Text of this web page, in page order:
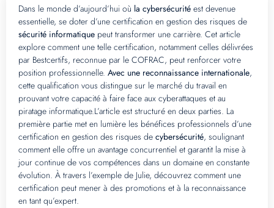
Dans le monde d’aujourd’hui où la cybersécurité est devenue
essentielle, se doter d’une certification en gestion des risques de
sécurité informatique peut transformer une carrière. Cet article
explore comment une telle certification, notamment celles délivrées
par Bestcertifs, reconnue par le COFRAC, peut renforcer votre
position professionnelle. Avec une reconnaissance internationale,
cette qualification vous distingue sur le marché du travail en
prouvant votre capacité à faire face aux cyberattaques et au
piratage informatique.L’article est structuré en deux parties. La
première partie met en lumière les bénéfices professionnels d’une
certification en gestion des risques de cybersécurité, soulignant
comment elle offre un avantage concurrentiel et garantit la mise à
jour continue de vos compétences dans un domaine en constante
évolution. À travers l’exemple de Julie, découvrez comment une
certification peut mener à des promotions et à la reconnaissance
en tant qu’expert.